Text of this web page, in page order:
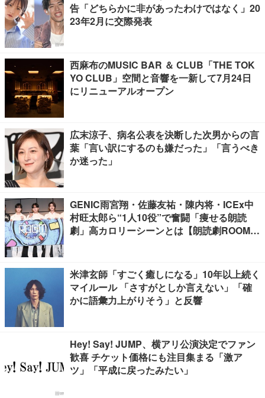
告「どちらかに非があったわけではなく」20
23年2月に交際発表
西麻布のMUSIC BAR ＆ CLUB「THE TOK
YO CLUB」空間と音響を一新して7月24日
にリニューアルオープン
広末涼子、病名公表を決断した次男からの言
葉「言い訳にするのも嫌だった」「言うべき
か迷った」
GENIC雨宮翔・佐藤友祐・陳内将・ICEx中
村旺太郎ら“1人10役”で奮闘「痩せる朗読
劇」高カロリーシーンとは【朗読劇ROOM2
米津玄師「すごく癒しになる」10年以上続く
マイルール 「さすがとしか言えない」「確
かに語彙力上がりそう」と反響
Hey! Say! JUMP、横アリ公演決定でファン
歓喜 チケット価格にも注目集まる「激ア
ツ」「平成に戻ったみたい」